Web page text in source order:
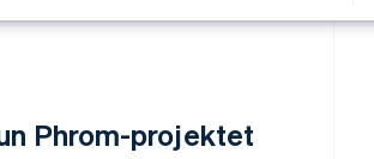
Phrom-projektet